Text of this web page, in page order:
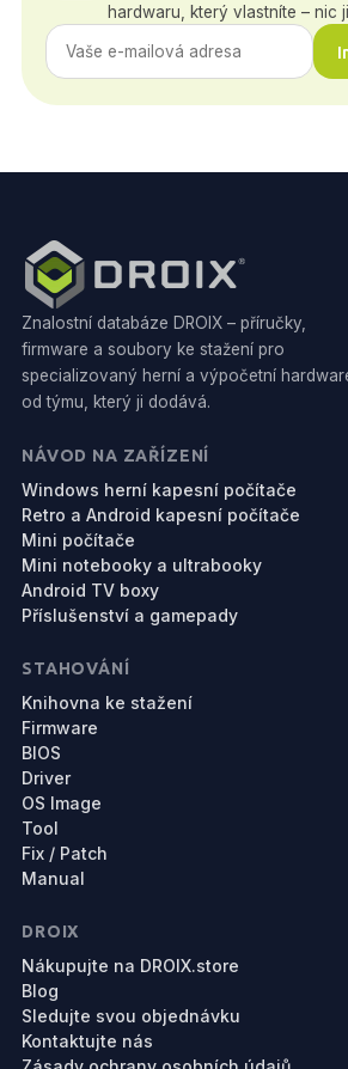
hardwaru, který vlastníte – nic
Znalostní databáze DROIX – příručky,
firmware a soubory ke stažení pro
specializovaný herní a výpočetní
od týmu, který ji dodává.
NÁVOD NA ZAŘÍZENÍ
Windows herní kapesní počítače
Retro a Android kapesní počítače
Mini počítače
Mini notebooky a ultrabooky
Android TV boxy
Příslušenství a gamepady
STAHOVÁNÍ
Knihovna ke stažení
Firmware
BIOS
Driver
OS Image
Tool
Fix / Patch
Manual
DROIX
Nákupujte na DROIX.store
Blog
Sledujte svou objednávku
Kontaktujte nás